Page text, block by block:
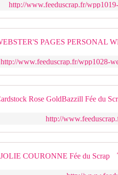
http://www.feeduscrap.fr/
http://www.feeduscrap.fr/wpp1028-
http://